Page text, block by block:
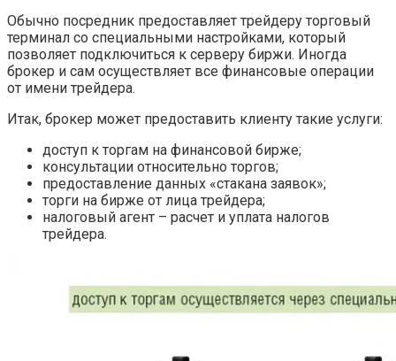
Обычно посредник предоставляет трейдеру торговый
терминал со специальными настройками, который
позволяет подключиться к серверу биржи. Иногда
брокер и сам осуществляет все финансовые операции
от имени трейдера.
Итак, брокер может предоставить клиенту такие услуги:
доступ к торгам на финансовой бирже;
консультации относительно торгов;
предоставление данных «стакана заявок»;
торги на бирже от лица трейдера;
налоговый агент – расчет и уплата налогов
трейдера.